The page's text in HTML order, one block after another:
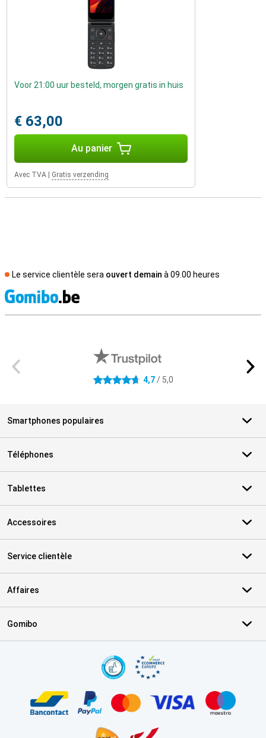
Voor 21:00 uur besteld, morgen gratis in huis
€ 63,00
Au panier
Avec TVA Gratis verzending
Le service clientèle sera ouvert demain à 09.00 heures
4.7 étoiles 4,7/ 5,0
Smartphones populaires
Téléphones
Tablettes
Accessoires
Service clientèle
Affaires
Gomibo